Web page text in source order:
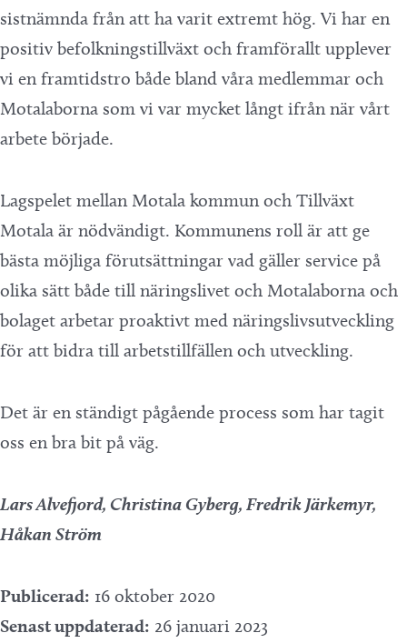
sistnämnda från att ha varit extremt hög. Vi har en
positiv befolkningstillväxt och framförallt upplever
vi en framtidstro både bland våra medlemmar och
Motalaborna som vi var mycket långt ifrån när vårt
arbete började.
Lagspelet mellan Motala kommun och Tillväxt
Motala är nödvändigt. Kommunens roll är att ge
bästa möjliga förutsättningar vad gäller service på
olika sätt både till näringslivet och Motalaborna och
bolaget arbetar proaktivt med näringslivsutveckling
för att bidra till arbetstillfällen och utveckling.
Det är en ständigt pågående process som har tagit
oss en bra bit på väg.
Lars Alvefjord, Christina Gyberg, Fredrik Järkemyr,
Håkan Ström
Publicerad: 16 oktober 2020
Senast uppdaterad: 26 januari 2023